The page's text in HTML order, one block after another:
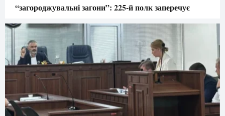
“загороджувальні загони”: 225-й полк заперечує